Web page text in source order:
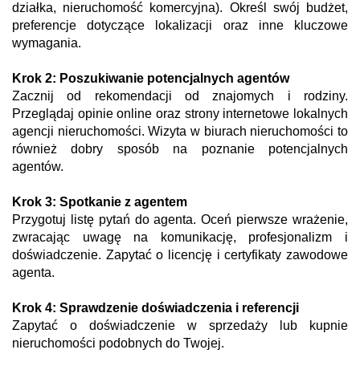
działka, nieruchomość komercyjna). Określ swój budżet,
preferencje dotyczące lokalizacji oraz inne kluczowe
wymagania.
Krok 2: Poszukiwanie potencjalnych agentów
Zacznij od rekomendacji od znajomych i rodziny.
Przeglądaj opinie online oraz strony internetowe lokalnych
agencji nieruchomości. Wizyta w biurach nieruchomości to
również dobry sposób na poznanie potencjalnych
agentów.
Krok 3: Spotkanie z agentem
Przygotuj listę pytań do agenta. Oceń pierwsze wrażenie,
zwracając uwagę na komunikację, profesjonalizm i
doświadczenie. Zapytać o licencję i certyfikaty zawodowe
agenta.
Krok 4: Sprawdzenie doświadczenia i referencji
Zapytać o doświadczenie w sprzedaży lub kupnie
nieruchomości podobnych do Twojej.